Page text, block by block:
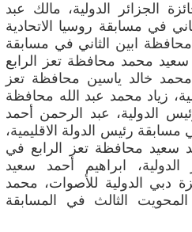
الجزائر الدولية، مالك عبد
في مسابقة روسيا الاتحادية
محافظة ابين الثاني في مسابقة
سعيد محمد محافظة تعز الرابع
محمد خالد ياسين محافظة تعز
زياد محمد عبد الله محافظة
الدولية، عبد الرحمن أحمد
رئيس الدولة الاقليمية،
سعيد محافظة تعز الرابع في
ابراهيم أحمد سعيد
دبي الدولية للأصوات، محمد
الثالث في المسابقة